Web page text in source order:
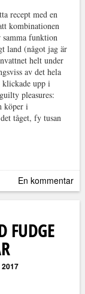
recept med en
kombinationen
samma funktion
land (något jag är
helt under
av det hela
klickade upp i
pleasures:
köper i
tåget, fy tusan
En kommentar
FUDGE
2017